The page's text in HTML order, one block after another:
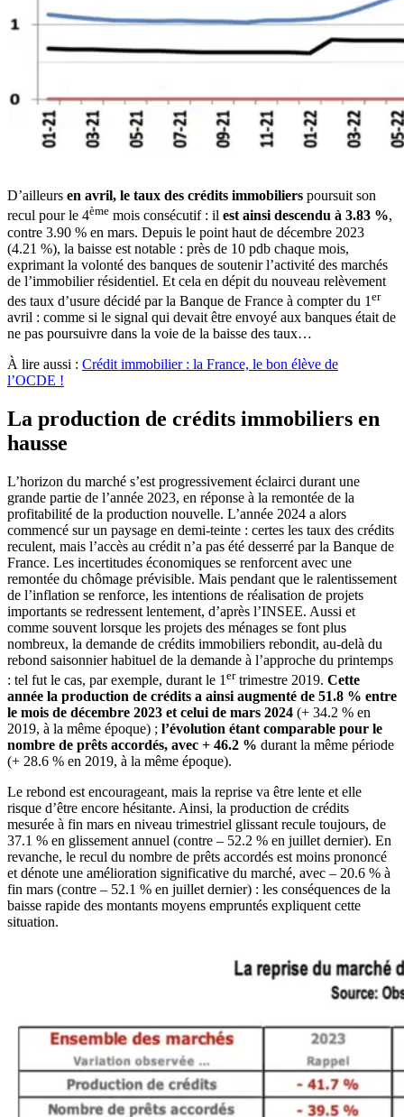
D’ailleurs en avril, le taux des crédits immobiliers poursuit son
recul pour le 4ème mois consécutif : il est ainsi descendu à 3.83 %,
contre 3.90 % en mars. Depuis le point haut de décembre 2023
(4.21 %), la baisse est notable : près de 10 pdb chaque mois,
exprimant la volonté des banques de soutenir l’activité des marchés
de l’immobilier résidentiel. Et cela en dépit du nouveau relèvement
des taux d’usure décidé par la Banque de France à compter du 1 er
avril : comme si le signal qui devait être envoyé aux banques était de
ne pas poursuivre dans la voie de la baisse des taux…
À lire aussi : Crédit immobilier : la France, le bon élève de
l’OCDE !
La production de crédits immobiliers en
hausse
L’horizon du marché s’est progressivement éclairci durant une
grande partie de l’année 2023, en réponse à la remontée de la
profitabilité de la production nouvelle. L’année 2024 a alors
commencé sur un paysage en demi-teinte : certes les taux des crédits
reculent, mais l’accès au crédit n’a pas été desserré par la Banque de
France. Les incertitudes économiques se renforcent avec une
remontée du chômage prévisible. Mais pendant que le ralentissement
de l’inflation se renforce, les intentions de réalisation de projets
importants se redressent lentement, d’après l’INSEE. Aussi et
comme souvent lorsque les projets des ménages se font plus
nombreux, la demande de crédits immobiliers rebondit, au-delà du
rebond saisonnier habituel de la demande à l’approche du printemps
: tel fut le cas, par exemple, durant le 1 ertrimestre 2019. Cette
année la production de crédits a ainsi augmenté de 51.8 % entre
le mois de décembre 2023 et celui de mars 2024 (+ 34.2 % en
2019, à la même époque) ; l’évolution étant comparable pour le
nombre de prêts accordés, avec + 46.2 % durant la même période
(+ 28.6 % en 2019, à la même époque).
Le rebond est encourageant, mais la reprise va être lente et elle
risque d’être encore hésitante. Ainsi, la production de crédits
mesurée à fin mars en niveau trimestriel glissant recule toujours, de
37.1 % en glissement annuel (contre – 52.2 % en juillet dernier). En
revanche, le recul du nombre de prêts accordés est moins prononcé
et dénote une amélioration significative du marché, avec – 20.6 % à
fin mars (contre – 52.1 % en juillet dernier) : les conséquences de la
baisse rapide des montants moyens empruntés expliquent cette
situation.